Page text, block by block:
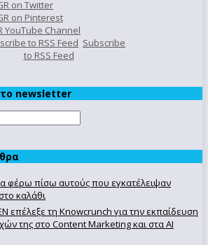
Subscribe
to RSS Feed
newsletter
φέρω πίσω αυτούς που εγκατέλειψαν
καλάθι
επέλεξε τη Knowcrunch για την εκπαίδευση
της στο Content Marketing και στα AI